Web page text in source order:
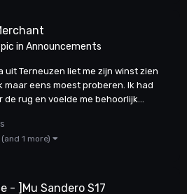
in Announcements
uit Terneuzen liet me zijn winst zien
maar eens moest proberen. Ik had
rug en voelde me behoorlijk...
(and 1 more)
- ]Mu Sandero S17